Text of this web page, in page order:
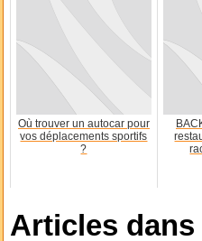
Où trouver un autocar pour
vos déplacements sportifs
?
Articles dans